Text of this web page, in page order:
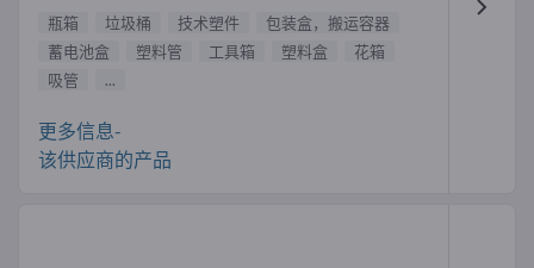
瓶箱 垃圾桶 技术塑件
包装盒，搬运容器
蓄电池盒
塑料管 工具箱 塑料盒
花箱
吸管
...
更多信息-
该供应商的产品